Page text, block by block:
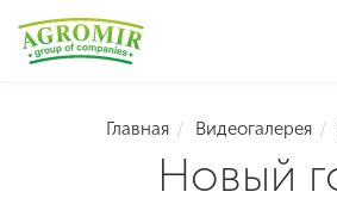
Главная Видеогалерея
Новый